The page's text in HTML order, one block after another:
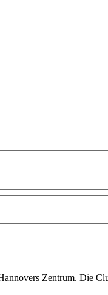
Zentrum. Die